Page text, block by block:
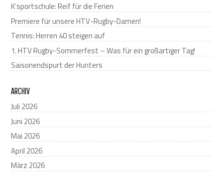
K’sportschule: Reif für die Ferien
Premiere für unsere HTV-Rugby-Damen!
Tennis: Herren 40 steigen auf
1. HTV Rugby-Sommerfest – Was für ein großartiger Tag!
Saisonendspurt der Hunters
ARCHIV
Juli 2026
Juni 2026
Mai 2026
April 2026
März 2026